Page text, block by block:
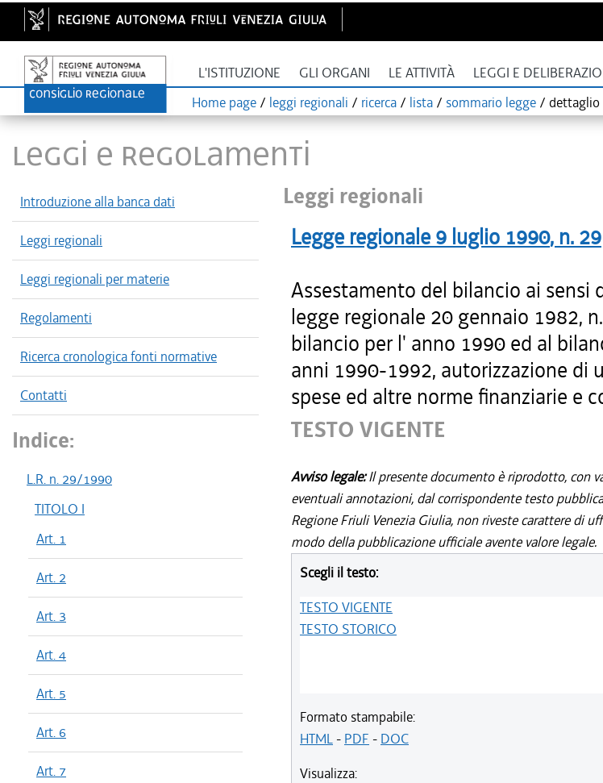
L'ISTITUZIONE GLI ORGANI LE ATTIVITÀ LEGGI E
Home page / leggi regionali / ricerca / lista / sommario legge / dettaglio
LEGGI E REGOLAMENTI
Introduzione alla banca dati
Leggi regionali
Leggi regionali per materie
Regolamenti
Ricerca cronologica fonti normative
Contatti
Indice:
L.R. n. 29/1990
TITOLO I
Art. 1
Art. 2
Art. 3
Art. 4
Art. 5
Art. 6
Art. 7
Leggi regionali
Legge regionale 9 luglio 1990, n. 29
Assestamento del bilancio ai sensi
legge regionale 20 gennaio 1982,
bilancio per l' anno 1990 ed al
anni 1990-1992, autorizzazione di
spese ed altre norme finanziarie e
TESTO VIGENTE
Avviso legale:Il presente documento è riprodotto, con
eventuali annotazioni, dal corrispondente testo
Regione Friuli Venezia Giulia, non riveste carattere di
modo della pubblicazione ufficiale avente valore legale.
Scegli il testo:
TESTO VIGENTE
TESTO STORICO
Formato stampabile:
HTML- PDF - DOC
Visualizza: